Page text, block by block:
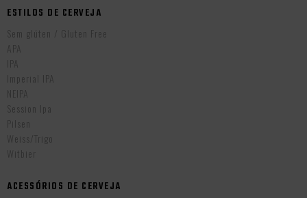
ESTILOS DE CERVEJA
Sem glúten / Gluten Free
APA
IPA
Imperial IPA
NEIPA
Session Ipa
Pilsen
Weiss/Trigo
Witbier
ACESSÓRIOS DE CERVEJA